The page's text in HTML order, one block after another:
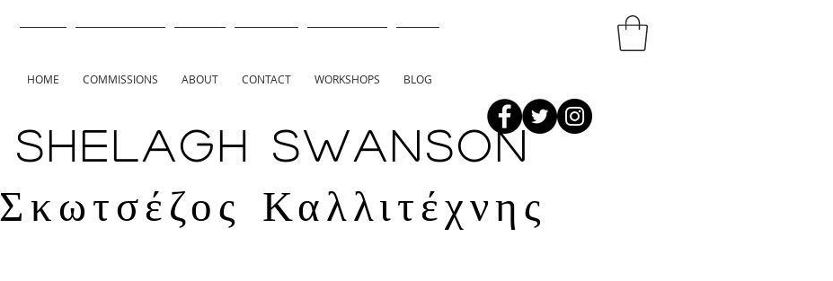
HOME COMMISSIONS ABOUT CONTACT WORKSHOPS BLOG
Shelagh Swanson
Σκωτσέζος Καλλιτέχνης